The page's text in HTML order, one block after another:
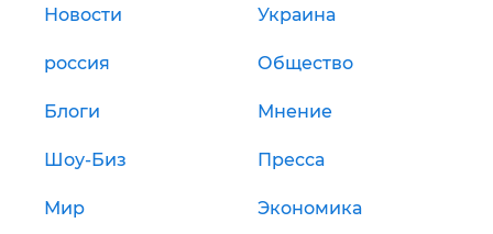
Новости Украина
россия Общество
Блоги Мнение
Шоу-Биз Пресса
Мир Экономика